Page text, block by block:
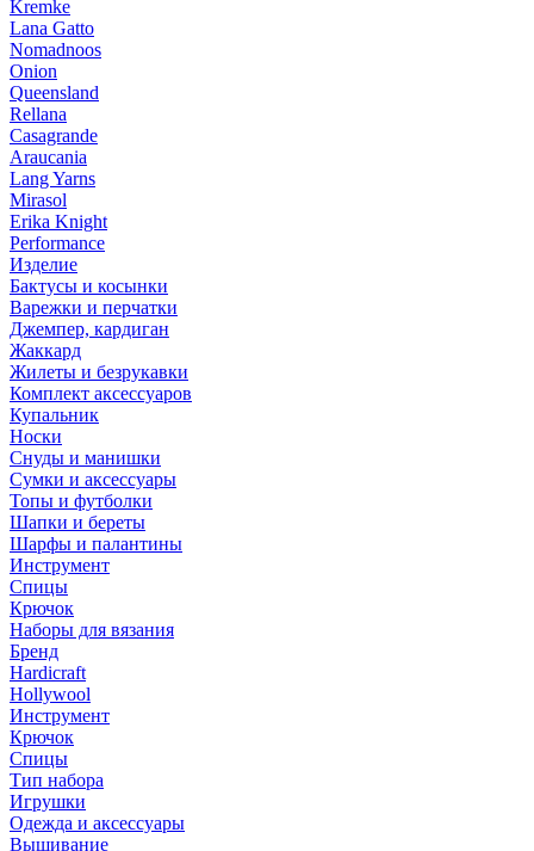
Kremke
Lana Gatto
Nomadnoos
Onion
Queensland
Rellana
Casagrande
Araucania
Lang Yarns
Mirasol
Erika Knight
Performance
Изделие
Бактусы и косынки
Варежки и перчатки
Джемпер, кардиган
Жаккард
Жилеты и безрукавки
Комплект аксессуаров
Купальник
Носки
Снуды и манишки
Сумки и аксессуары
Топы и футболки
Шапки и береты
Шарфы и палантины
Инструмент
Спицы
Крючок
Наборы для вязания
Бренд
Hardicraft
Hollywool
Инструмент
Крючок
Спицы
Тип набора
Игрушки
Одежда и аксессуары
Вышивание